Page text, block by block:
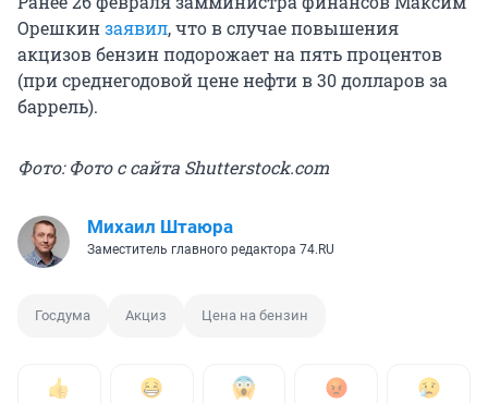
Орешкинзаявил, что в случае повышения
акцизов бензин подорожает на пять процентов
(при среднегодовой цене нефти в 30 долларов за
баррель).
Фото: Фото с сайта Shutterstock.com
Михаил Штаюра
Заместитель главного редактора 74.RU
Госдума Акциз Цена на бензин